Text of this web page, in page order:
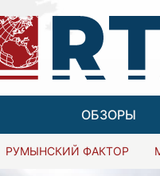
ОБЗОРЫ
РУМЫНСКИЙ ФАКТОР